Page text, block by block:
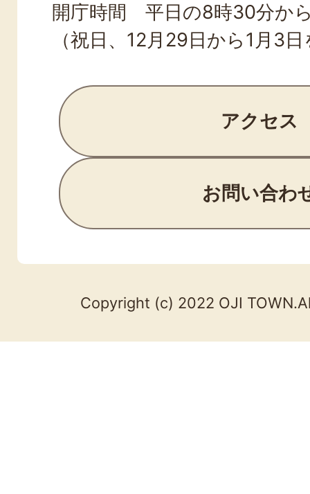
開庁時間 平日の8時30分か
（祝日、12月29日から1月3
アクセス
お問い合わ
Copyright (c) 2022 OJI